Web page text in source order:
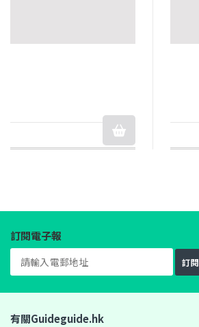
訂閱電子報
訂閱
有關Guideguide.hk